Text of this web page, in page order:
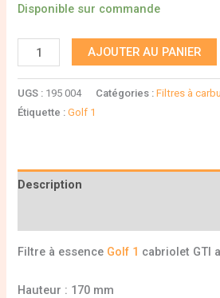
Disponible sur commande
AJOUTER AU PANIER
UGS : 195 004 Catégories :Filtres à
Étiquette :Golf 1
Description
Filtre à essence Golf 1 cabriolet GTI
Hauteur : 170 mm